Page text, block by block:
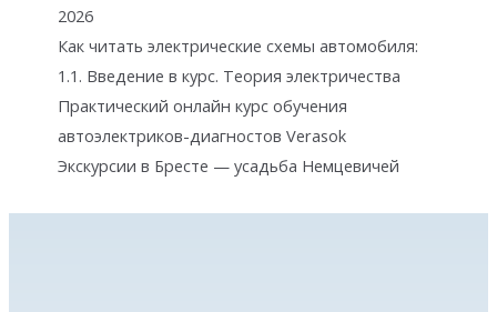
2026
Как читать электрические схемы автомобиля:
1.1. Введение в курс. Теория электричества
Практический онлайн курс обучения
автоэлектриков-диагностов Verasok
Экскурсии в Бресте — усадьба Немцевичей